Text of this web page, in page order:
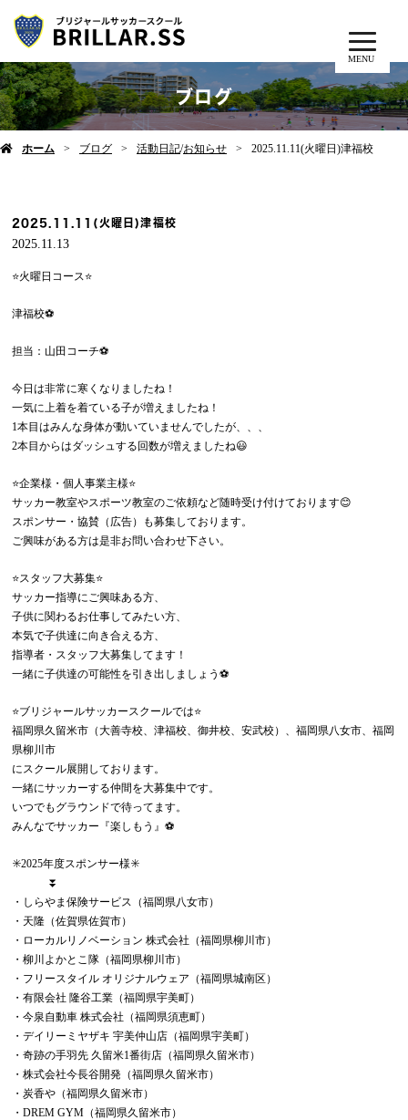
MENU
ブログ
ホーム ブログ 活動日記/お知らせ 2025.11.11(火曜日)津福校
2025.11.11(火曜日)津福校
2025.11.13
⭐️火曜日コース⭐️
津福校⚽️
担当：山田コーチ⚽️
今日は非常に寒くなりましたね！
一気に上着を着ている子が増えましたね！
1本目はみんな身体が動いていませんでしたが、、、
2本目からはダッシュする回数が増えましたね😃
⭐️企業様・個人事業主様⭐️
サッカー教室やスポーツ教室のご依頼など随時受け付けております😊
スポンサー・協賛（広告）も募集しております。
ご興味がある方は是非お問い合わせ下さい。
⭐️スタッフ大募集⭐️
サッカー指導にご興味ある方、
子供に関わるお仕事してみたい方、
本気で子供達に向き合える方、
指導者・スタッフ大募集してます！
一緒に子供達の可能性を引き出しましょう⚽️
⭐️ブリジャールサッカースクールでは⭐️
福岡県久留米市（大善寺校、津福校、御井校、安武校）、福岡県八女市、福岡
県柳川市
にスクール展開しております。
一緒にサッカーする仲間を大募集中です。
いつでもグラウンドで待ってます。
みんなでサッカー『楽しもう』⚽️
✳️2025年度スポンサー様✳️
⏬
・しらやま保険サービス（福岡県八女市）
・天隆（佐賀県佐賀市）
・ローカルリノベーション 株式会社（福岡県柳川市）
・柳川よかとこ隊（福岡県柳川市）
・フリースタイル オリジナルウェア（福岡県城南区）
・有限会社 隆谷工業（福岡県宇美町）
・今泉自動車 株式会社（福岡県須恵町）
・デイリーミヤザキ 宇美仲山店（福岡県宇美町）
・奇跡の手羽先 久留米1番街店（福岡県久留米市）
・株式会社今長谷開発（福岡県久留米市）
・炭香や（福岡県久留米市）
・DREM GYM（福岡県久留米市）